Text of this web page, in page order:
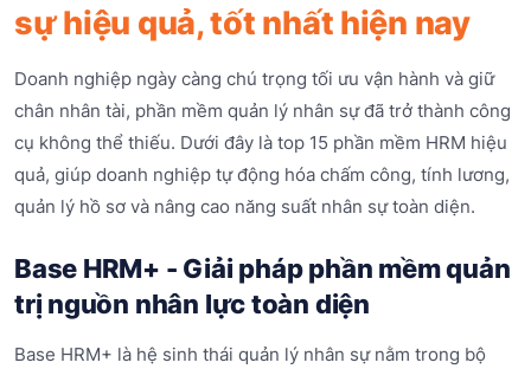
sự hiệu quả, tốt nhất hiện nay
Doanh nghiệp ngày càng chú trọng tối ưu vận hành và giữ
chân nhân tài, phần mềm quản lý nhân sự đã trở thành công
cụ không thể thiếu. Dưới đây là top 15 phần mềm HRM hiệu
quả, giúp doanh nghiệp tự động hóa chấm công, tính lương,
quản lý hồ sơ và nâng cao năng suất nhân sự toàn diện.
Base HRM+ - Giải pháp phần mềm quản
trị nguồn nhân lực toàn diện
Base HRM+ là hệ sinh thái quản lý nhân sự nằm trong bộ